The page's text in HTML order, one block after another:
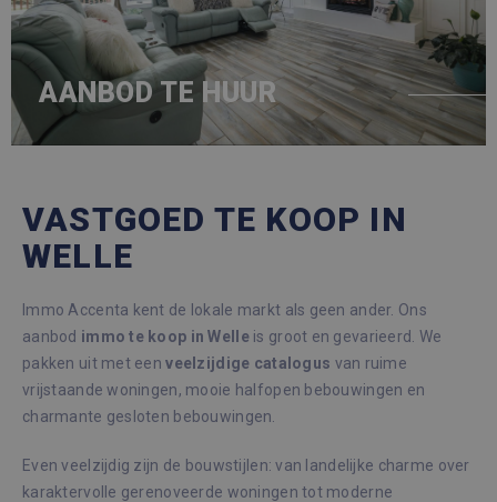
AANBOD TE HUUR
VASTGOED TE KOOP IN
WELLE
Immo Accenta kent de lokale markt als geen ander. Ons
aanbod immo te koop in Welleis groot en gevarieerd. We
pakken uit met eenveelzijdige catalogus van ruime
vrijstaande woningen, mooie halfopen bebouwingen en
charmante gesloten bebouwingen.
Even veelzijdig zijn de bouwstijlen: van landelijke charme over
karaktervolle gerenoveerde woningen tot moderne